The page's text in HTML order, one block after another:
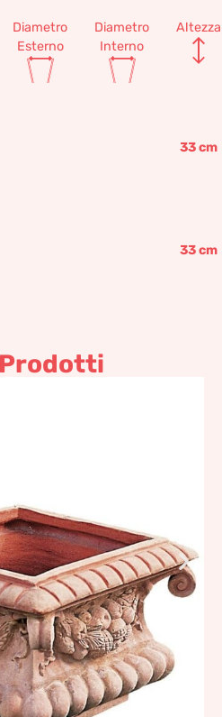
Diametro
Esterno
Diametro
Interno
Altezza
33cm
33cm